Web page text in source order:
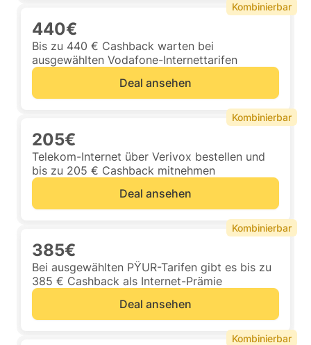
440€
Bis zu 440 € Cashback warten bei
ausgewählten Vodafone-Internettarifen
Deal ansehen
Kombinierbar
205€
Telekom-Internet über Verivox bestellen und
bis zu 205 € Cashback mitnehmen
Deal ansehen
Kombinierbar
385€
Bei ausgewählten PŸUR-Tarifen gibt es bis zu
385 € Cashback als Internet-Prämie
Deal ansehen
Kombinierbar
Kombinierbar